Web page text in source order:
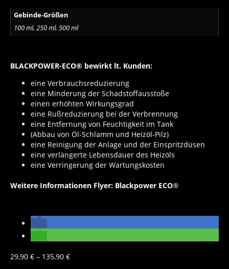
Gebinde-Größen
100 ml, 250 ml, 500 ml
BLACKPOWER-ECO® bewirkt lt. Kunden:
eine Verbrauchsreduzierung
eine Minderung der Schadstoffausstoße
einen erhöhten Wirkungsgrad
eine Rußreduzierung bei der Verbrennung
eine Entfernung von Feuchtigkeit im Tank
(Abbau von Öl-Schlamm und Heizöl-Pilz)
eine Reinigung der Anlage und der Einspritzdüsen
eine verlängerte Lebensdauer des Heizöls
eine Verringerung der Wartungskosten
Weitere Informationen Flyer: Blackpower ECO®
29,90 € – 135,90 €